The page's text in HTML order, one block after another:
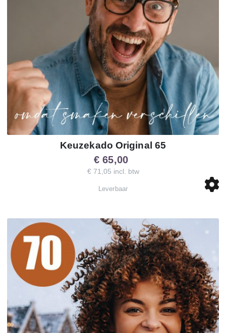
Keuzekado Original 65
€ 65,00
€ 71,05 incl. btw
Leverbaar